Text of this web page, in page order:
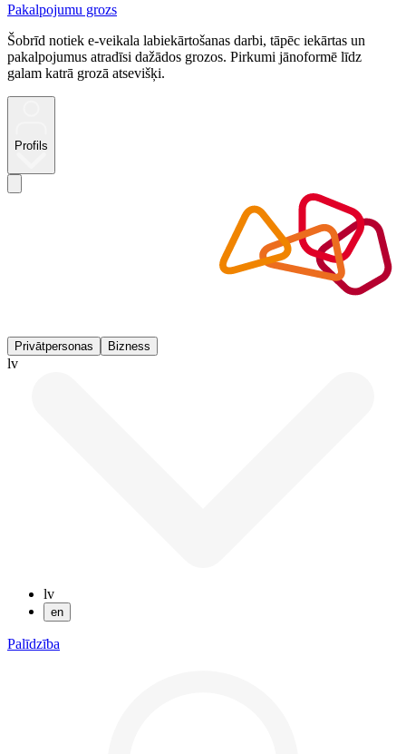
Pakalpojumu grozs
Šobrīd notiek e-veikala labiekārtošanas darbi, tāpēc iekārtas un
pakalpojumus atradīsi dažādos grozos. Pirkumi jānoformē līdz
galam katrā grozā atsevišķi.
Profils
Privātpersonas Bizness
lv
lv
en
Palīdzība